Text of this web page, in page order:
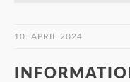
10. APRIL 2024